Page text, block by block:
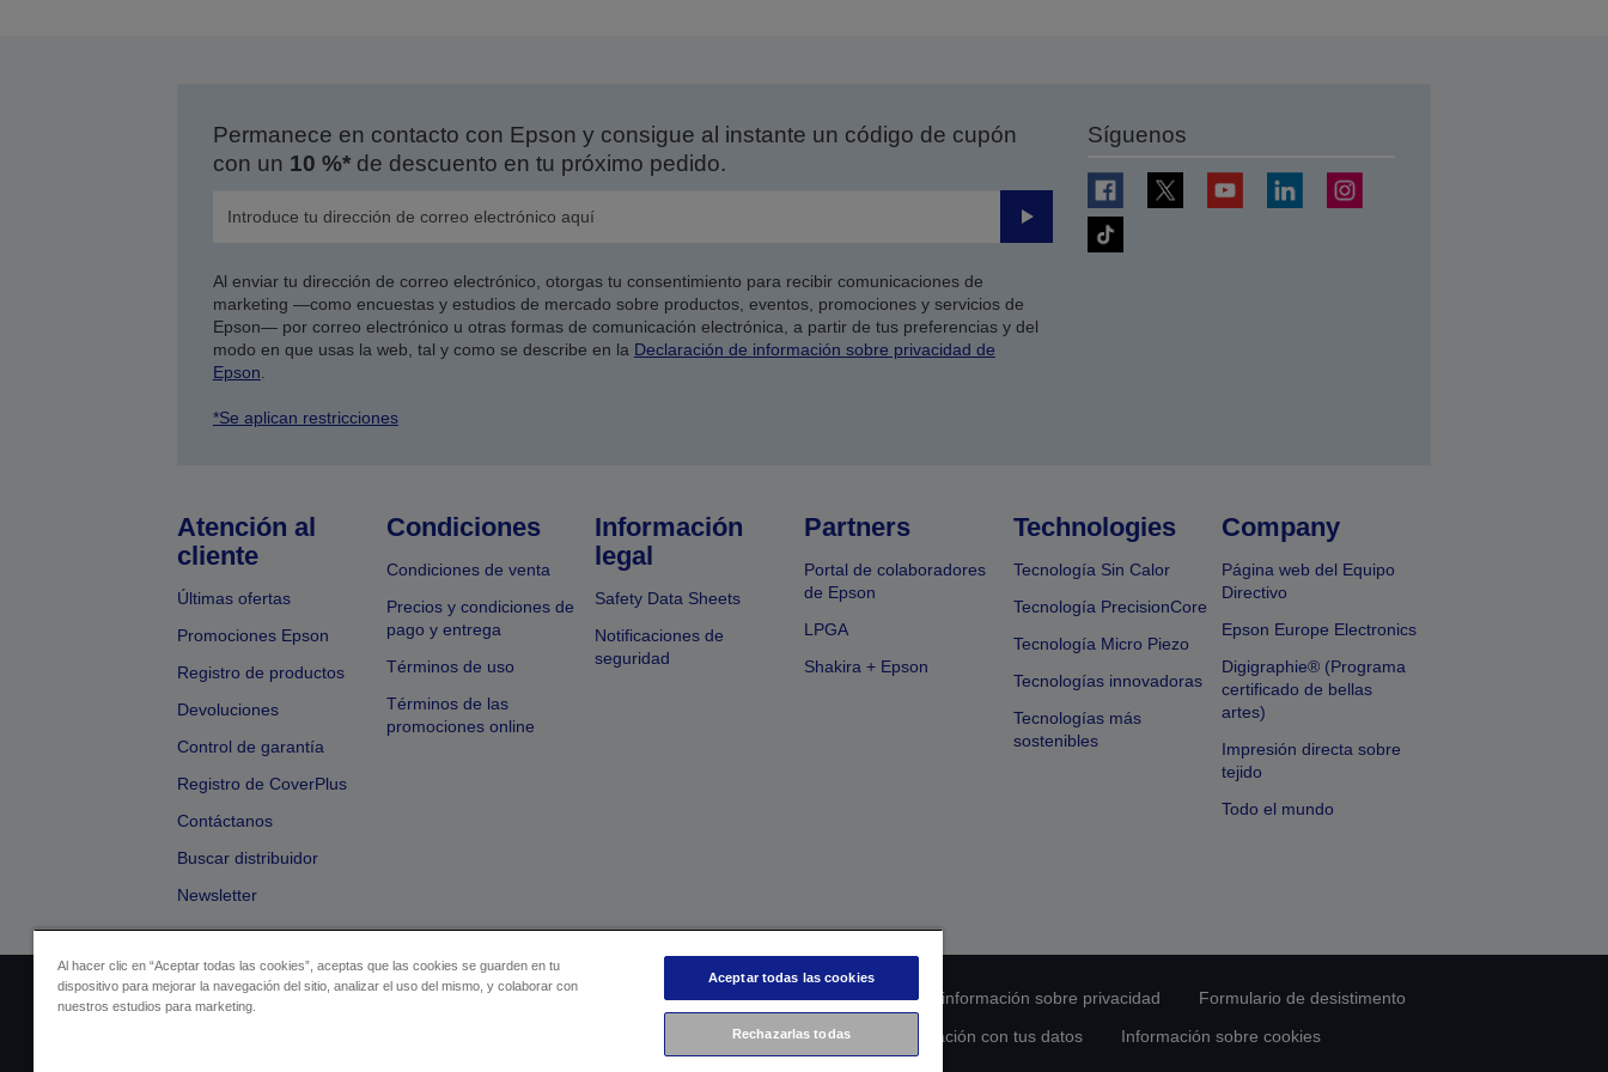
Permanece en contacto con Epson y consigue al instante un código de cupón
con un 10 %*de descuento en tu próximo pedido.
Enviar
Al enviar tu dirección de correo electrónico, otorgas tu consentimiento para recibir comunicaciones de
marketing —como encuestas y estudios de mercado sobre productos, eventos, promociones y servicios de
Epson— por correo electrónico u otras formas de comunicación electrónica, a partir de tus preferencias y del
modo en que usas la web, tal y como se describe en la Declaración de información sobre privacidad de
Epson.
*Se aplican restricciones
Síguenos
Atención al
cliente
Últimas ofertas
Promociones Epson
Registro de productos
Devoluciones
Control de garantía
Registro de CoverPlus
Contáctanos
Buscar distribuidor
Newsletter
Condiciones
Condiciones de venta
Precios y condiciones de
pago y entrega
Términos de uso
Términos de las
promociones online
Información
legal
Safety Data Sheets
Notificaciones de
seguridad
Partners
Portal de colaboradores
de Epson
LPGA
Shakira + Epson
Technologies
Tecnología Sin Calor
Tecnología PrecisionCore
Tecnología Micro Piezo
Tecnologías innovadoras
Tecnologías más
sostenibles
Company
Página web del Equipo
Directivo
Epson Europe Electronics
Digigraphie® (Programa
certificado de bellas
artes)
Impresión directa sobre
tejido
Todo el mundo
Identificación del vendedor Identificación de cumplimiento de los productos Declaración de información sobre privacidad
Formulario de desistimento
Ponte en contacto con nosotros en relación con tus datos
Información sobre cookies
Al hacer clic en “Aceptar todas las cookies”, aceptas que las cookies se guarden en tu
dispositivo para mejorar la navegación del sitio, analizar el uso del mismo, y colaborar con
nuestros estudios para marketing.
Aceptar todas las cookies
Rechazarlas todas